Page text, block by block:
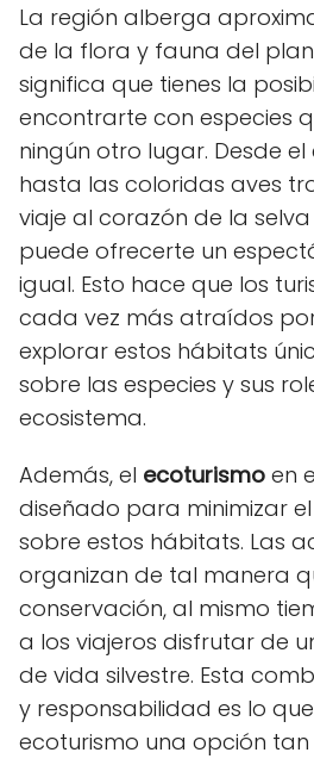
La región alberga
de la flora y fauna del
significa que tienes la
encontrarte con especies
ningún otro lugar. Desde
hasta las coloridas aves
viaje al corazón de la
puede ofrecerte un
igual. Esto hace que los
cada vez más atraídos
explorar estos hábitats
sobre las especies y sus
ecosistema.
Además, el ecoturismo en
diseñado para minimizar
sobre estos hábitats. Las
organizan de tal manera
conservación, al mismo
a los viajeros disfrutar de
de vida silvestre. Esta
y responsabilidad es lo
ecoturismo una opción tan